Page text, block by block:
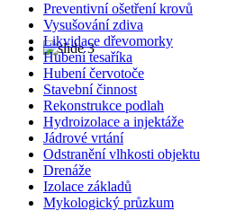
Preventivní ošetření krovů
Vysušování zdiva
Likvidace dřevomorky
Hubení tesaříka
Hubení červotoče
Stavební činnost
Rekonstrukce podlah
Hydroizolace a injektáže
Jádrové vrtání
Odstranění vlhkosti objektu
Drenáže
Izolace základů
Mykologický průzkum